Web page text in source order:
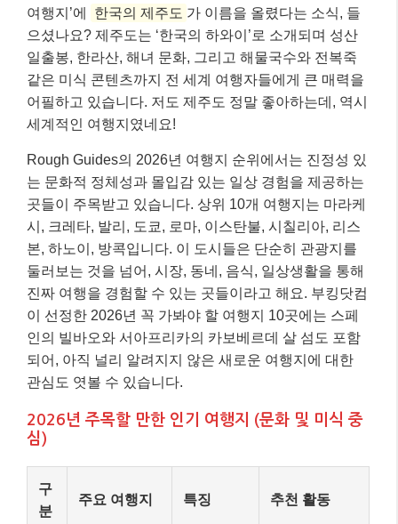
여행지’에
한국의 제주도 가 이름을 올렸다는 소식, 들
으셨나요? 제주도는 ‘한국의 하와이’로 소개되며 성산
일출봉, 한라산, 해녀 문화, 그리고 해물국수와 전복죽
같은 미식 콘텐츠까지 전 세계 여행자들에게 큰 매력을
어필하고 있습니다. 저도 제주도 정말 좋아하는데, 역시
세계적인 여행지였네요!
Rough Guides의 2026년 여행지 순위에서는 진정성 있
는 문화적 정체성과 몰입감 있는 일상 경험을 제공하는
곳들이 주목받고 있습니다. 상위 10개 여행지는 마라케
시, 크레타, 발리, 도쿄, 로마, 이스탄불, 시칠리아, 리스
본, 하노이, 방콕입니다. 이 도시들은 단순히 관광지를
둘러보는 것을 넘어, 시장, 동네, 음식, 일상생활을 통해
진짜 여행을 경험할 수 있는 곳들이라고 해요. 부킹닷컴
이 선정한 2026년 꼭 가봐야 할 여행지 10곳에는 스페
인의 빌바오와 서아프리카의 카보베르데 살 섬도 포함
되어, 아직 널리 알려지지 않은 새로운 여행지에 대한
관심도 엿볼 수 있습니다.
2026년 주목할 만한 인기 여행지 (문화 및 미식 중
심)
구
분
주요 여행지 특징 추천 활동